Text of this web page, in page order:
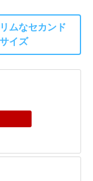
ムなセカンド
イズ